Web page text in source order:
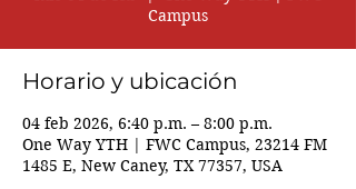
Campus
Horario y ubicación
04 feb 2026, 6:40 p.m. – 8:00 p.m.
One Way YTH | FWC Campus, 23214 FM
1485 E, New Caney, TX 77357, USA